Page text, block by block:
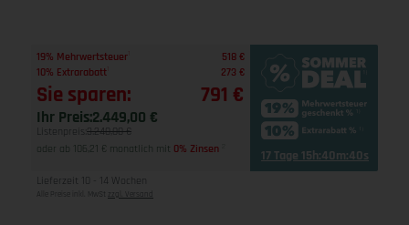
19% Mehrwertsteuer
518 €
10% Extrarabatt
273 €
Sie sparen: 791 €
Ihr Preis:2.449,00 €
Listenpreis: 3.240,00 €
oder ab 106,21 € monatlich mit 0% Zinsen 17 Tage 15h:40m:39s
Lieferzeit 10 - 14 Wochen
Alle Preise inkl. MwSt zzgl. Versand